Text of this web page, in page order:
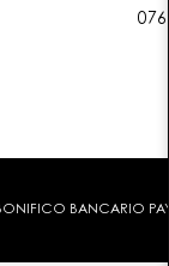
BANCARIO